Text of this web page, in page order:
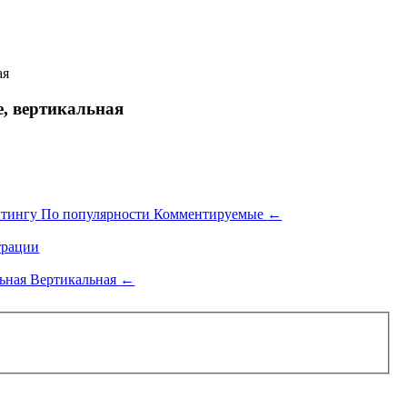
По популярностиКомментируемые ←
Вертикальная ←